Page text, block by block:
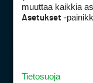
SM-reikäpeli (M50/
FINNISH JUNIOR TOUR
muuttaa kaikkia
Asetukset -
Tietosuoja